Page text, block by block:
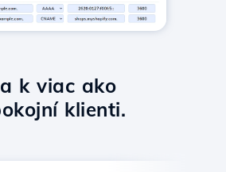
k viac ako
klienti.